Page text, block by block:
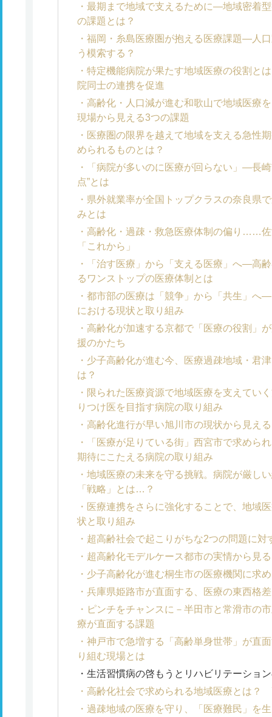
最期まで地域で支えるために―地域密着
の課題とは？
福岡・糸島医療圏が抱える医療課題―人
う模索する？
特定機能病院が果たす地域医療の役割と
院同士の連携を促進
高齢化・人口減が進む和歌山で地域医療
現場から見える3つの課題
医療圏の限界を越えて地域を支える急性
められるものとは？
「病院が多いのに医療が回らない」―長
点”とは
県外就業率が全国トップクラスの奈良県
みとは
高齢化・過疎・救急医療体制の偏り……
「これから」
「治す医療」から「支える医療」へ―高
るワンストップの医療体制とは
都市部の医療は「競争」から「共生」へ
における現状と取り組み
高齢化が加速する京都で「医療の役割」
援のかたち
少子高齢化が進む今、医療過疎地域・君
は？
限られた医療資源で地域医療を支えてい
りつけ医を目指す病院の取り組み
高齢化進行が早い旭川市の現状から見え
「医療が足りている街」西宮市で求め
期待にこたえる病院の取り組み
地域医療の未来を守る挑戦。病院が厳し
「戦略」とは…？
医療連携をさらに強化することで、地域
状と取り組み
超高齢社会で起こりがちな2つの問題に
超高齢化モデルケース都市の実情から見
少子高齢化が進む桐生市の医療機関に求
兵庫県姫路市が直面する、医療の東西格
ピンチをチャンスに－半田市と常滑市の
療が直面する課題
神戸市で急増する「高齢単身世帯」が直
り組む現場とは
生活習慣病の啓もうとリハビリテーショ
高齢化社会で求められる地域医療とは？
過疎地域の医療を守り、「医療難民」を